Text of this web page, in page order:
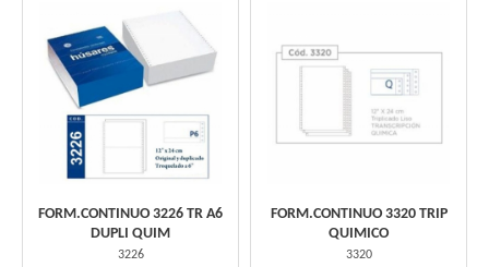
FORM.CONTINUO 3226 TR A6
DUPLI QUIM
3226
FORM.CONTINUO 3320 TRIP
QUIMICO
3320